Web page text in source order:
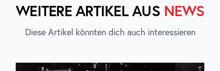
WEITERE ARTIKEL AUS NEWS
Diese Artikel könnten dich auch interessieren